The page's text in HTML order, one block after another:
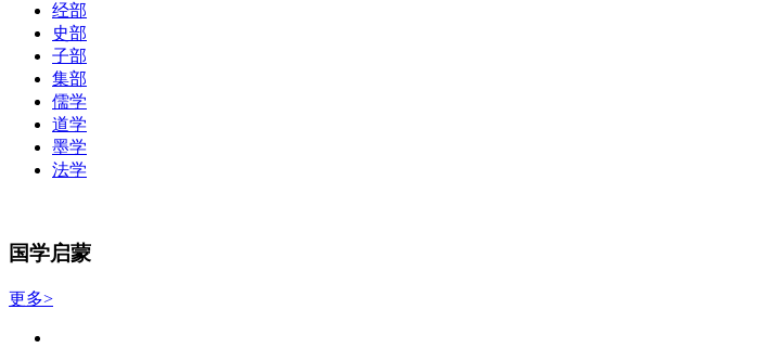
经部
史部
子部
集部
儒学
道学
墨学
法学
国学启蒙
更多>